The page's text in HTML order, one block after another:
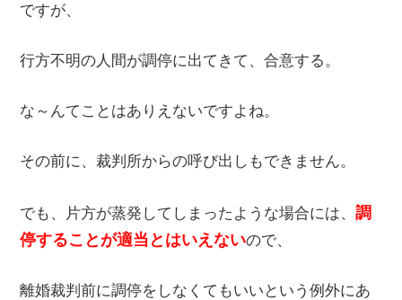
ですが、
行方不明の人間が調停に出てきて、合意する。
な～んてことはありえないですよね。
その前に、裁判所からの呼び出しもできません。
でも、片方が蒸発してしまったような場合には、調
停することが適当とはいえないので、
離婚裁判前に調停をしなくてもいいという例外にあ